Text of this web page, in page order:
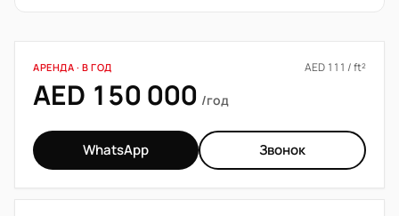
АРЕНДА · В ГОД AED 111 / ft²
AED 150 000 /год
WhatsApp Звонок